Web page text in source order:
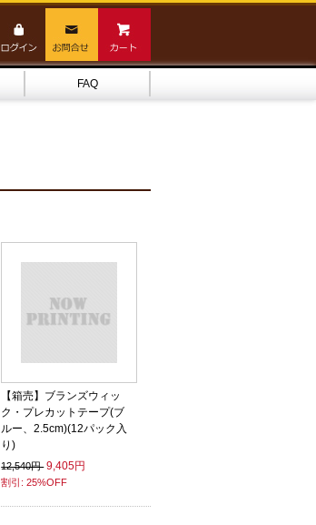
FAQ
【箱売】ブランズウィッ
ク・プレカットテープ(ブ
ルー、2.5cm)(12パック入
り)
12,540円 9,405円
割引: 25%OFF